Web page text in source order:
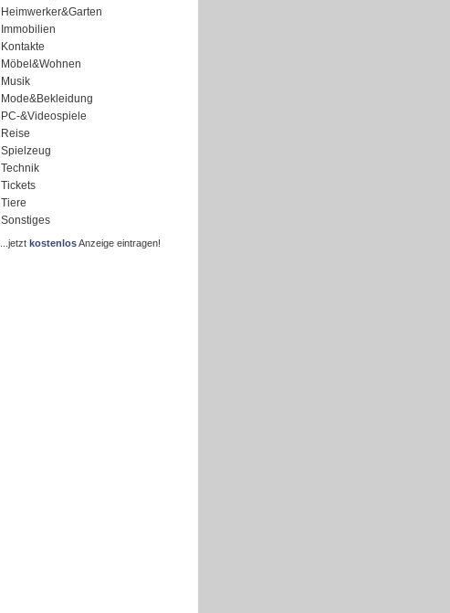
Heimwerker&Garten
Immobilien
Kontakte
Möbel&Wohnen
Musik
Mode&Bekleidung
PC-&Videospiele
Reise
Spielzeug
Technik
Tickets
Tiere
Sonstiges
...jetzt kostenlosAnzeige eintragen!